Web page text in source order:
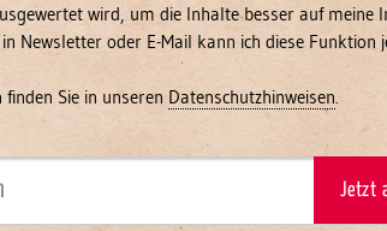
wird, um die Inhalte besser auf meine
Newsletter oder E-Mail kann ich diese Funktion
Sie in unseren Datenschutzhinweisen.
Jetzt